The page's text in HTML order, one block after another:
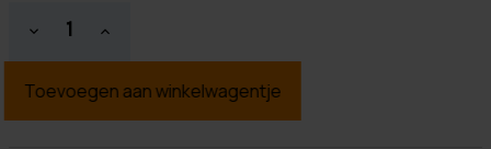
Hoeveelheid
verlagen
Grootvakstelling
mm
Hoeveelheid
verhogen
Grootvakstelling
mm